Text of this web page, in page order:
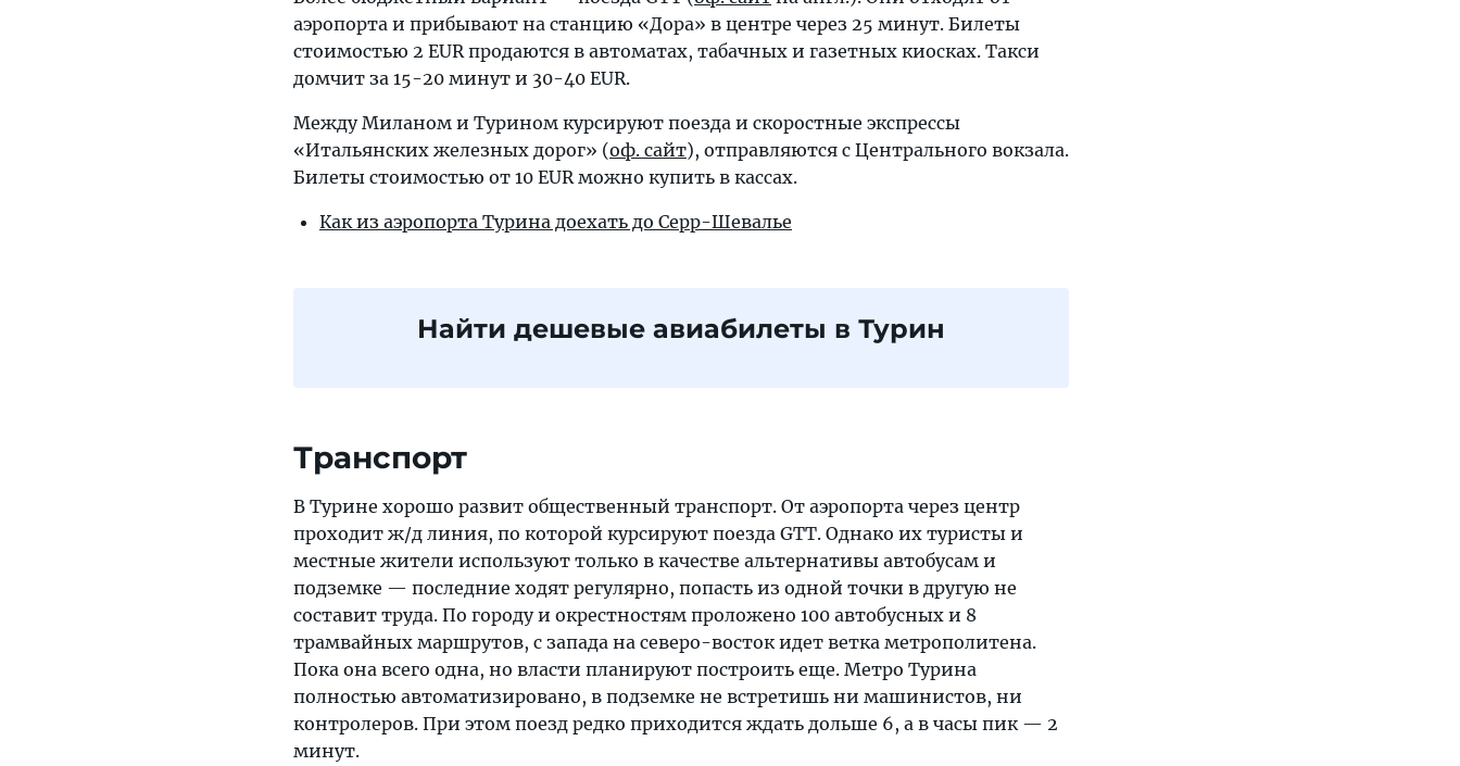
аэропорта и прибывают на станцию «Дора» в центре через 25 минут. Билеты
стоимостью 2 EUR продаются в автоматах, табачных и газетных киосках. Такси
домчит за 15-20 минут и 30-40 EUR.
Между Миланом и Турином курсируют поезда и скоростные экспрессы
«Итальянских железных дорог» (оф. сайт), отправляются с Центрального вокзала.
Билеты стоимостью от 10 EUR можно купить в кассах.
Как из аэропорта Турина доехать до Серр-Шевалье
Найти дешевые авиабилеты в Турин
Транспорт
В Турине хорошо развит общественный транспорт. От аэропорта через центр
проходит ж/д линия, по которой курсируют поезда GTT. Однако их туристы и
местные жители используют только в качестве альтернативы автобусам и
подземке — последние ходят регулярно, попасть из одной точки в другую не
составит труда. По городу и окрестностям проложено 100 автобусных и 8
трамвайных маршрутов, с запада на северо-восток идет ветка метрополитена.
Пока она всего одна, но власти планируют построить еще. Метро Турина
полностью автоматизировано, в подземке не встретишь ни машинистов, ни
контролеров. При этом поезд редко приходится ждать дольше 6, а в часы пик — 2
минут.